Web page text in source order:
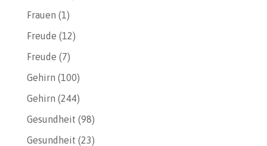
Frauen (1)
Freude (12)
Freude (7)
Gehirn (100)
Gehirn (244)
Gesundheit (98)
Gesundheit (23)